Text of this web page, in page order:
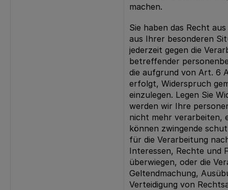
machen.
Sie haben das Recht
aus Ihrer besonderen
jederzeit gegen die
betreffender
die aufgrund von Art. 6
erfolgt, Widerspruch
einzulegen. Legen Sie
werden wir Ihre
nicht mehr verarbeiten,
können zwingende
für die Verarbeitung
Interessen, Rechte und
überwiegen, oder die
Geltendmachung,
Verteidigung von